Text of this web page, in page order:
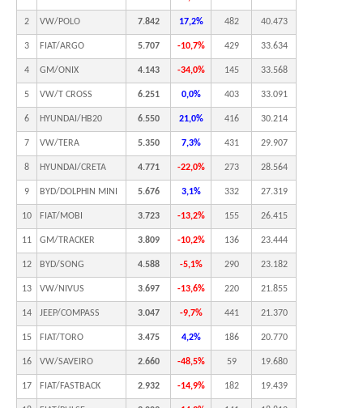
2 VW/POLO 7.842 17,2% 482 40.473
3 FIAT/ARGO 5.707 -10,7% 429 33.634
4 GM/ONIX 4.143 -34,0% 145 33.568
5 VW/T CROSS 6.251 0,0% 403 33.091
6 HYUNDAI/HB20 6.550 21,0% 416 30.214
7 VW/TERA 5.350 7,3% 431 29.907
8 HYUNDAI/CRETA 4.771 -22,0% 273 28.564
9 BYD/DOLPHIN MINI 5.676 3,1% 332 27.319
10 FIAT/MOBI 3.723 -13,2% 155 26.415
11 GM/TRACKER 3.809 -10,2% 136 23.444
12 BYD/SONG 4.588 -5,1% 290 23.182
13 VW/NIVUS 3.697 -13,6% 220 21.855
14 JEEP/COMPASS 3.047 -9,7% 441 21.370
15 FIAT/TORO 3.475 4,2% 186 20.770
16 VW/SAVEIRO 2.660 -48,5% 59 19.680
17 FIAT/FASTBACK 2.932 -14,9% 182 19.439